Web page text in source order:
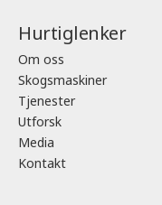
Hurtiglenker
Om oss
Skogsmaskiner
Tjenester
Utforsk
Media
Kontakt